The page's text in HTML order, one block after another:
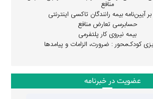
منافع
آیین‌نامه بیمه رانندگان تاکسی اینترنتی
حسابرسی تعارض منافع
بیمه نیروی کار پلتفرمی
کودک‌محور : ضرورت، الزامات و پیامدها
عضویت در خبرنامه